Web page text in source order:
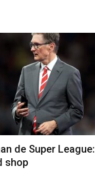
de Super League:
shop